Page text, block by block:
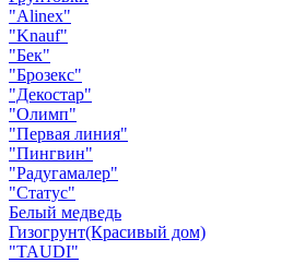
"Alinex"
"Knauf"
"Бек"
"Брозекс"
"Декостар"
"Олимп"
"Первая линия"
"Пингвин"
"Радугамалер"
"Статус"
Белый медведь
Гизогрунт(Красивый дом)
"TAUDI"